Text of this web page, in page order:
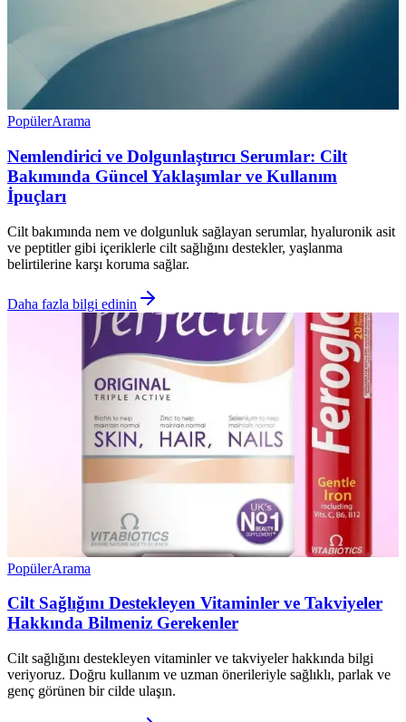
PopülerArama
Nemlendirici ve Dolgunlaştırıcı Serumlar: Cilt
Bakımında Güncel Yaklaşımlar ve Kullanım
İpuçları
Cilt bakımında nem ve dolgunluk sağlayan serumlar, hyaluronik asit
ve peptitler gibi içeriklerle cilt sağlığını destekler, yaşlanma
belirtilerine karşı koruma sağlar.
Daha fazla bilgi edinin
PopülerArama
Cilt Sağlığını Destekleyen Vitaminler ve Takviyeler
Hakkında Bilmeniz Gerekenler
Cilt sağlığını destekleyen vitaminler ve takviyeler hakkında bilgi
veriyoruz. Doğru kullanım ve uzman önerileriyle sağlıklı, parlak ve
genç görünen bir cilde ulaşın.